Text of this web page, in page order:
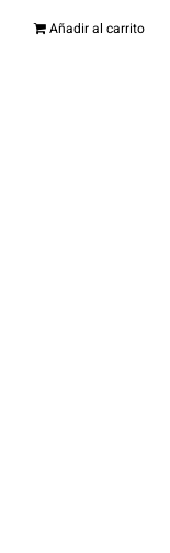
Añadir al carrito